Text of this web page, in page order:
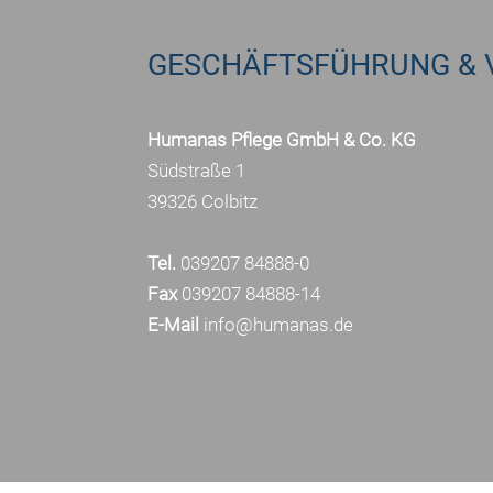
GESCHÄFTSFÜHRUNG &
Humanas Pflege GmbH & Co. KG
Südstraße 1
39326 Colbitz
Tel. 039207 84888-0
Fax039207 84888-14
E-Mail info@humanas.de